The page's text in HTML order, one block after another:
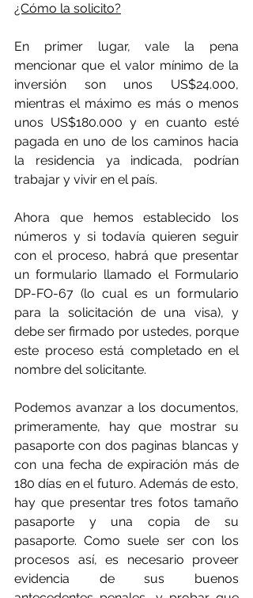
¿Cómo la solicito?
En primer lugar, vale la pena
mencionar que el valor mínimo de la
inversión son unos US$24.000,
mientras el máximo es más o menos
unos US$180.000 y en cuanto esté
pagada en uno de los caminos hacia
la residencia ya indicada, podrían
trabajar y vivir en el país.
Ahora que hemos establecido los
números y si todavía quieren seguir
con el proceso, habrá que presentar
un formulario llamado el Formulario
DP-FO-67 (lo cual es un formulario
para la solicitación de una visa), y
debe ser firmado por ustedes, porque
este proceso está completado en el
nombre del solicitante.
Podemos avanzar a los documentos,
primeramente, hay que mostrar su
pasaporte con dos paginas blancas y
con una fecha de expiración más de
180 días en el futuro. Además de esto,
hay que presentar tres fotos tamaño
pasaporte y una copia de su
pasaporte. Como suele ser con los
procesos así, es necesario proveer
evidencia de sus buenos